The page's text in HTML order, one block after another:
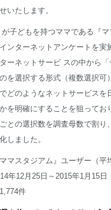
いたします。
子どもを持つママである『マ
ンターネットアンケートを実
ーネットサービ スの中から
を選択する形式（複数選択可
どのようなネットサービスを
を明確にすることを狙ってお
との選択数を調査母数で割り
しました。
マスタジアム』ユーザー（平
年12月25日～2015年1月15日
件